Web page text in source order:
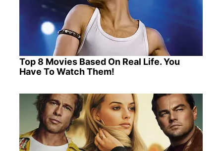
Top 8 Movies Based On Real Life. You
Have To Watch Them!